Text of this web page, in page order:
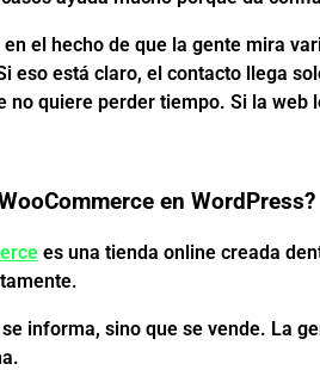
en el hecho de que la gente mira
eso está claro, el contacto llega
no quiere perder tiempo. Si la
en WordPress?
es una tienda online creada
informa, sino que se vende. La